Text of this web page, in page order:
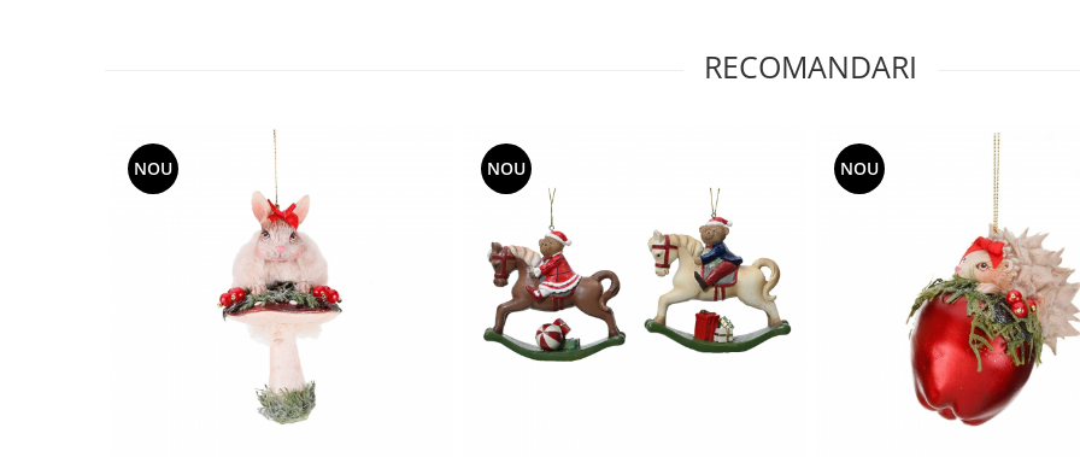
RECOMANDARI
NOU NOU NOU